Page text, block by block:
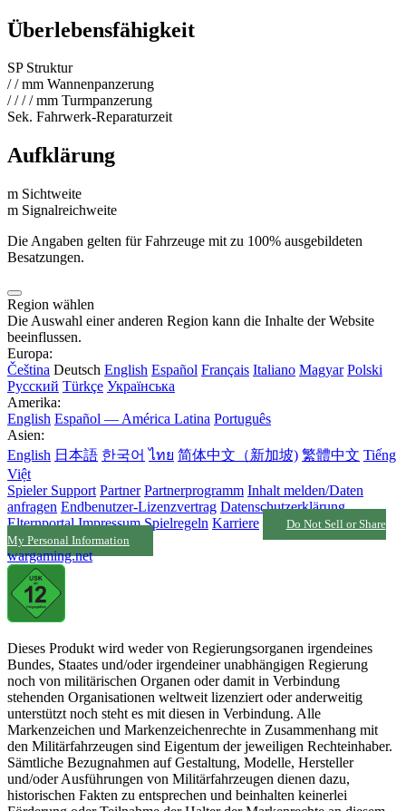
Überlebensfähigkeit
SP Struktur
//mm Wannenpanzerung
////mm Turmpanzerung
Sek. Fahrwerk-Reparaturzeit
Aufklärung
m Sichtweite
m Signalreichweite
Die Angaben gelten für Fahrzeuge mit zu 100% ausgebildeten
Besatzungen.
Region wählen
Die Auswahl einer anderen Region kann die Inhalte der Website
beeinflussen.
Europa:
Čeština Deutsch English Español Français Italiano Magyar Polski
Русский Türkçe Українська
Amerika:
English Español — América Latina Português
Asien:
English 日本語 한국어 ไทย 简体中文（新加坡) 繁體中文 Tiếng
Việt
Spieler Support Partner Partnerprogramm Inhalt melden/Daten
anfragen Endbenutzer-Lizenzvertrag Datenschutzerklärung
Elternportal Impressum Spielregeln Karriere
Do Not Sell or Share
My Personal Information
wargaming.net
Dieses Produkt wird weder von Regierungsorganen irgendeines
Bundes, Staates und/oder irgendeiner unabhängigen Regierung
noch von militärischen Organen oder damit in Verbindung
stehenden Organisationen weltweit lizenziert oder anderweitig
unterstützt noch steht es mit diesen in Verbindung. Alle
Markenzeichen und Markenzeichenrechte in Zusammenhang mit
den Militärfahrzeugen sind Eigentum der jeweiligen Rechteinhaber.
Sämtliche Bezugnahmen auf Gestaltung, Modelle, Hersteller
und/oder Ausführungen von Militärfahrzeugen dienen dazu,
historischen Fakten zu entsprechen und beinhalten keinerlei